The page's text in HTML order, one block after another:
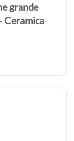
grande
Ceramica